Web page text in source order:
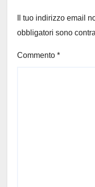
Il tuo indirizzo email
obbligatori sono
Commento *